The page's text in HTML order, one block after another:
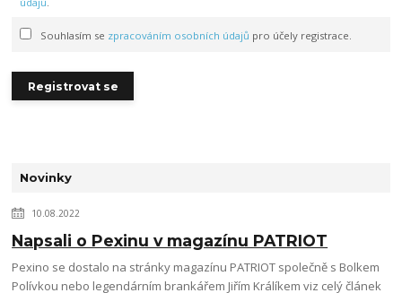
Novinky
10.08.2022
Napsali o Pexinu v magazínu PATRIOT
Pexino se dostalo na stránky magazínu PATRIOT společně s Bolkem
Polívkou nebo legendárním brankářem Jiřím Králíkem viz celý článek
Souhlasím se zpracováním osobních údajů pro účely registrace.
Registrovat se